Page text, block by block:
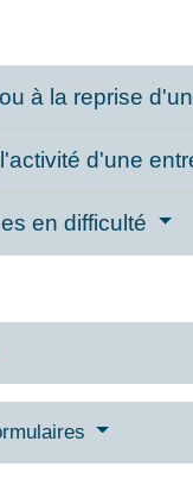
à la reprise
d'une
en difficulté